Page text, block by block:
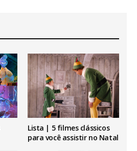
Lista | 5 filmes clássicos
para você assistir no Natal